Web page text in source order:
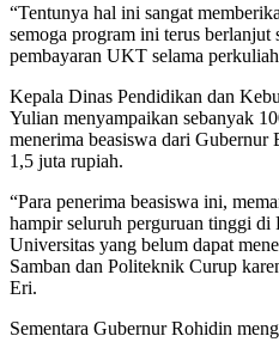
“Tentunya hal ini sangat
semoga program ini terus berlanjut
pembayaran UKT selama
Kepala Dinas Pendidikan dan
Yulian menyampaikan sebanyak
menerima beasiswa dari Gubernur
1,5 juta rupiah.
“Para penerima beasiswa ini,
hampir seluruh perguruan tinggi
Universitas yang belum dapat
Samban dan Politeknik Curup
Eri.
Sementara Gubernur Rohidin